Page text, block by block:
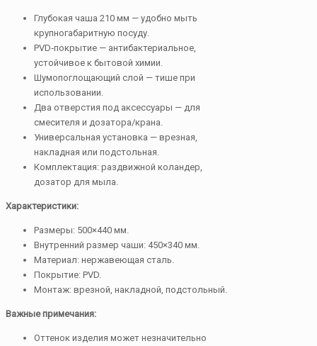
Глубокая чаша 210 мм — удобно мыть
крупногабаритную посуду.
PVD‑покрытие — антибактериальное,
устойчивое к бытовой химии.
Шумопоглощающий слой — тише при
использовании.
Два отверстия под аксессуары — для
смесителя и дозатора/крана.
Универсальная установка — врезная,
накладная или подстольная.
Комплектация: раздвижной коландер,
дозатор для мыла.
Характеристики:
Размеры: 500×440 мм.
Внутренний размер чаши: 450×340 мм.
Материал: нержавеющая сталь.
Покрытие: PVD.
Монтаж: врезной, накладной, подстольный.
Важные примечания:
Оттенок изделия может незначительно